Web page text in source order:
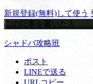
新規登録(無料)して使う
この記事を書いた人
シャドバ攻略班
ポスト
LINEで送る